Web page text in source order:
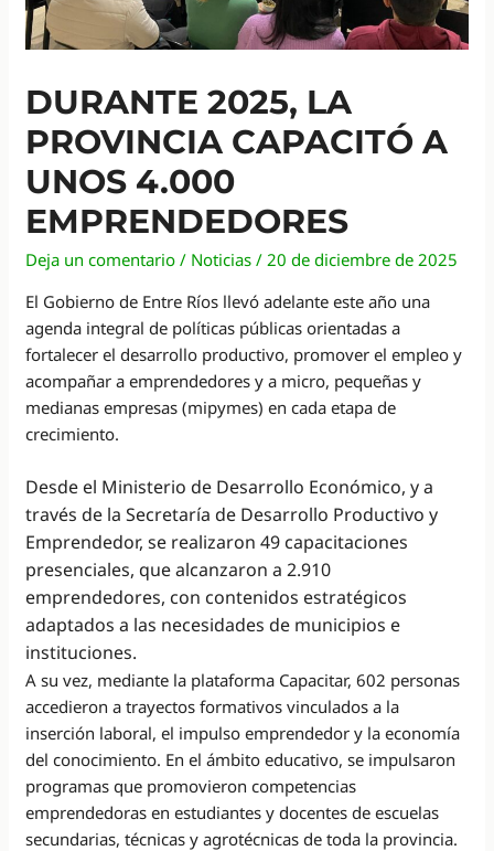
DURANTE 2025, LA
PROVINCIA CAPACITÓ A
UNOS 4.000
EMPRENDEDORES
Deja un comentario / Noticias / 20 de diciembre de 2025
El Gobierno de Entre Ríos llevó adelante este año una
agenda integral de políticas públicas orientadas a
fortalecer el desarrollo productivo, promover el empleo y
acompañar a emprendedores y a micro, pequeñas y
medianas empresas (mipymes) en cada etapa de
crecimiento.
Desde el Ministerio de Desarrollo Económico, y a
través de la Secretaría de Desarrollo Productivo y
Emprendedor, se realizaron 49 capacitaciones
presenciales, que alcanzaron a 2.910
emprendedores, con contenidos estratégicos
adaptados a las necesidades de municipios e
instituciones.
A su vez, mediante la plataforma Capacitar, 602 personas
accedieron a trayectos formativos vinculados a la
inserción laboral, el impulso emprendedor y la economía
del conocimiento. En el ámbito educativo, se impulsaron
programas que promovieron competencias
emprendedoras en estudiantes y docentes de escuelas
secundarias, técnicas y agrotécnicas de toda la provincia.